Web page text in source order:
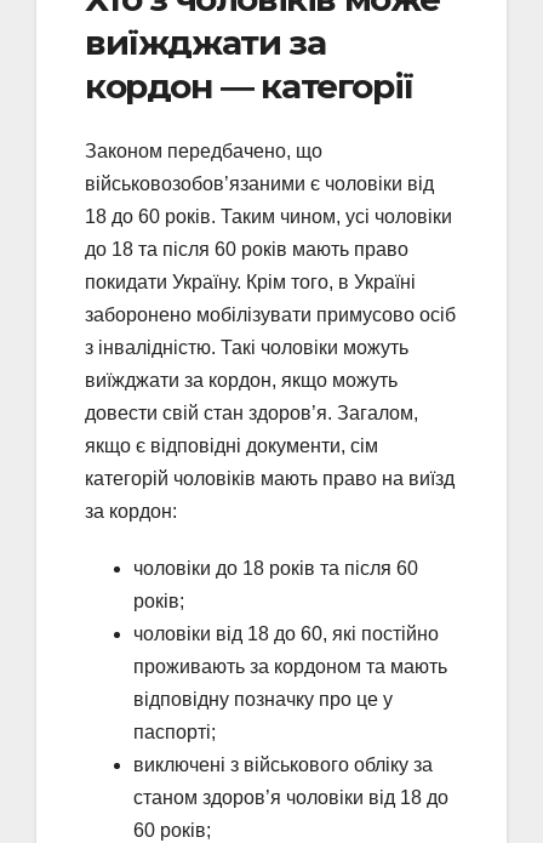
виїжджати за
кордон ― категорії
Законом передбачено, що
військовозобов’язаними є чоловіки від
18 до 60 років. Таким чином, усі чоловіки
до 18 та після 60 років мають право
покидати Україну. Крім того, в Україні
заборонено мобілізувати примусово осіб
з інвалідністю. Такі чоловіки можуть
виїжджати за кордон, якщо можуть
довести свій стан здоров’я. Загалом,
якщо є відповідні документи, сім
категорій чоловіків мають право на виїзд
за кордон:
чоловіки до 18 років та після 60
років;
чоловіки від 18 до 60, які постійно
проживають за кордоном та мають
відповідну позначку про це у
паспорті;
виключені з військового обліку за
станом здоров’я чоловіки від 18 до
60 років;